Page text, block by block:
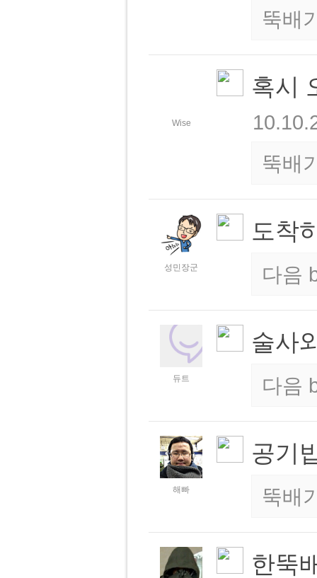
뚝배
Wise
혹시
뚝배
성민장군
도착
다음
듀트
술사
다음
해빠
공기
뚝배
한뚝